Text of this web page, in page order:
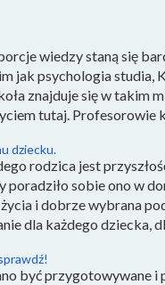
wiedzy staną się
jak psychologia studia,
znajduje się w takim
tutaj. Profesorowie
dziecku.
rodzica jest
sobie ono w
i dobrze wybrana
dla każdego dziecka,
być przygotowywane i